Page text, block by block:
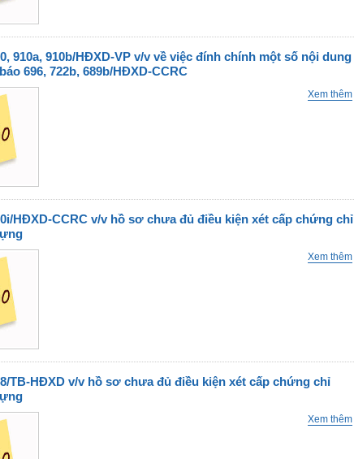
910a, 910b/HĐXD-VP v/v về việc đính chính một số nội dung
696, 722b, 689b/HĐXD-CCRC
Xem thêm
HĐXD-CCRC v/v hồ sơ chưa đủ điều kiện xét cấp chứng chỉ
Xem thêm
TB-HĐXD v/v hồ sơ chưa đủ điều kiện xét cấp chứng chỉ
Xem thêm